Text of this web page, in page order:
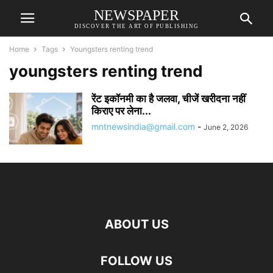
NEWSPAPER
DISCOVER THE ART OF PUBLISHING
Home Tags Youngsters renting trend
youngsters renting trend
रेंट इकॉनमी का है जलवा, चीजें खरीदना नहीं
किराए पर लेना...
mntnewsindia@gmail.com - June 2, 2026
ABOUT US
FOLLOW US